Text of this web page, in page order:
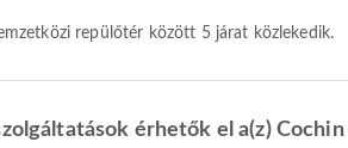
repülőtér között 5 járat közlekedik.
érhetők el a(z)